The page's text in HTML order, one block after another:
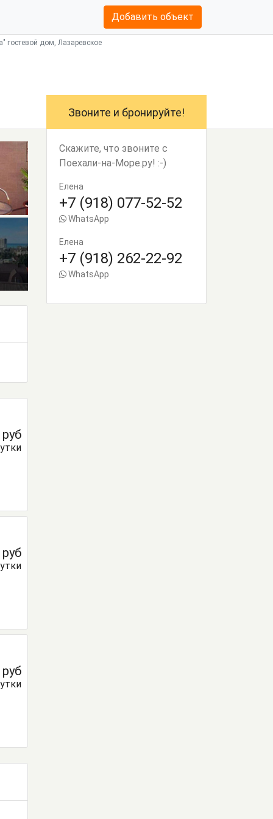
Добавить объект
гостевой дом, Лазаревское
руб
руб
руб
Звоните и бронируйте!
Скажите, что звоните с
Поехали-на-Море.ру! :-)
Елена
+7 (918) 077-52-52
WhatsApp
Елена
+7 (918) 262-22-92
WhatsApp